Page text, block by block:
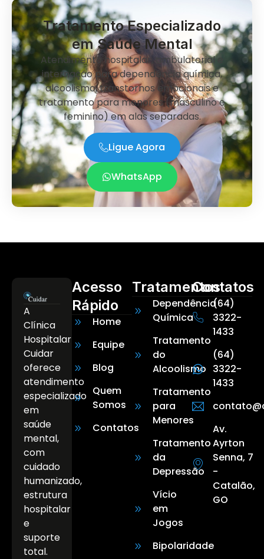
Tratamento Especializado
em Saúde Mental
Atendimento hospitalar, ambulatorial e
internação para dependência química,
alcoolismo, transtornos emocionais e
tratamento para menores (masculino e
feminino) em alas separadas.
Ligue Agora
WhatsApp
A
Clínica
Hospitalar
Cuidar
oferece
atendimento
especializado
em
saúde
mental,
com
cuidado
humanizado,
estrutura
hospitalar
e
suporte
total.
Acesso
Rápido
Home
Equipe
Blog
Quem
Somos
Contatos
Tratamentos
Dependência
Química
Tratamento
do
Alcoolismo
Tratamento
para
Menores
Tratamento
da
Depressão
Vício
em
Jogos
Bipolaridade
Contatos
(64)
3322-
1433
(64)
3322-
1433
Av.
Ayrton
Senna, 7
-
Catalão,
GO